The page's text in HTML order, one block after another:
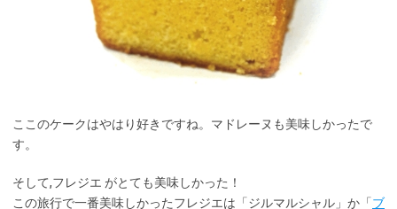
ここのケークはやはり好きですね。マドレーヌも美味しかったで
す。
そして,フレジエ がとても美味しかった！
この旅行で一番美味しかったフレジエは「ジルマルシャル」か「ブ